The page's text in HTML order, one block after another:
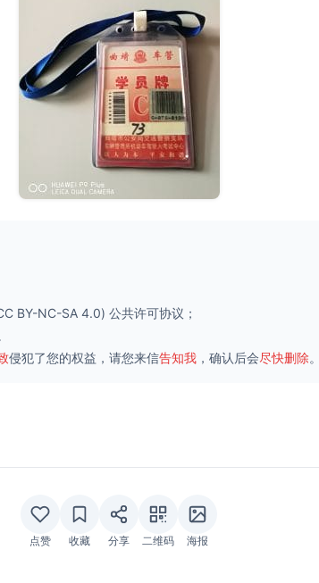
BY-NC-SA 4.0) 公共许可协议；
侵犯了您的权益，请您来信告知我 ，确认后会尽快删除
点赞 收藏 分享 二维码 海报